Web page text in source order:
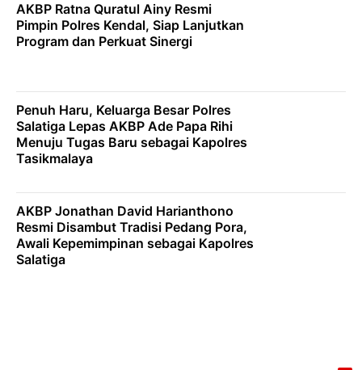
AKBP Ratna Quratul Ainy Resmi
Pimpin Polres Kendal, Siap Lanjutkan
Program dan Perkuat Sinergi
Penuh Haru, Keluarga Besar Polres
Salatiga Lepas AKBP Ade Papa Rihi
Menuju Tugas Baru sebagai Kapolres
Tasikmalaya
AKBP Jonathan David Harianthono
Resmi Disambut Tradisi Pedang Pora,
Awali Kepemimpinan sebagai Kapolres
Salatiga